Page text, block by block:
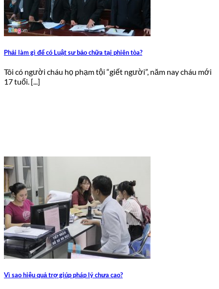
Phải làm gì để có Luật sư bảo chữa tại phiên tòa?
Tôi có người cháu họ phạm tội “giết người”, năm nay cháu mới
17 tuổi. [...]
Vì sao hiệu quả trợ giúp pháp lý chưa cao?